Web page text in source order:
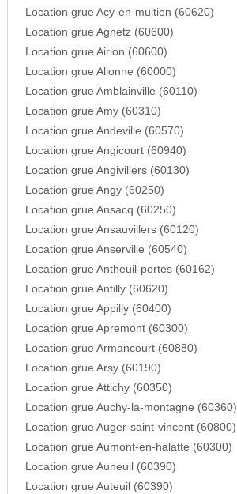
Location grue Acy-en-multien (60620)
Location grue Agnetz (60600)
Location grue Airion (60600)
Location grue Allonne (60000)
Location grue Amblainville (60110)
Location grue Amy (60310)
Location grue Andeville (60570)
Location grue Angicourt (60940)
Location grue Angivillers (60130)
Location grue Angy (60250)
Location grue Ansacq (60250)
Location grue Ansauvillers (60120)
Location grue Anserville (60540)
Location grue Antheuil-portes (60162)
Location grue Antilly (60620)
Location grue Appilly (60400)
Location grue Apremont (60300)
Location grue Armancourt (60880)
Location grue Arsy (60190)
Location grue Attichy (60350)
Location grue Auchy-la-montagne (60360)
Location grue Auger-saint-vincent (60800)
Location grue Aumont-en-halatte (60300)
Location grue Auneuil (60390)
Location grue Auteuil (60390)